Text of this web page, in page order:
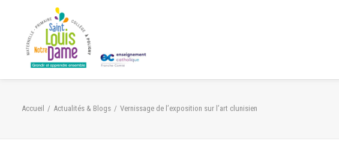
Accueil Actualités & Blogs Vernissage de l’exposition sur l’art clunisien
Panneau de gestion des cookies